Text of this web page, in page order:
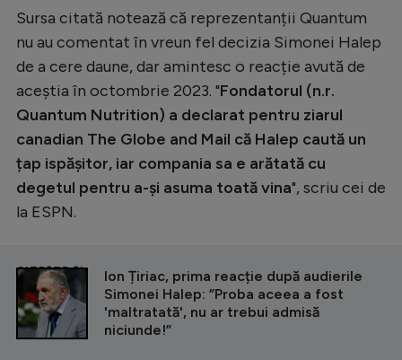
Sursa citată notează că reprezentanții Quantum
nu au comentat în vreun fel decizia Simonei Halep
de a cere daune, dar amintesc o reacție avută de
aceștia în octombrie 2023. "Fondatorul (n.r.
Quantum Nutrition) a declarat pentru ziarul
canadian The Globe and Mail că Halep caută un
țap ispășitor, iar compania sa e arătată cu
degetul pentru a-și asuma toată vina", scriu cei de
la ESPN.
CITEȘTE ȘI
Ion Țiriac, prima reacție după audierile
Simonei Halep: ”Proba aceea a fost
'maltratată', nu ar trebui admisă
niciunde!”